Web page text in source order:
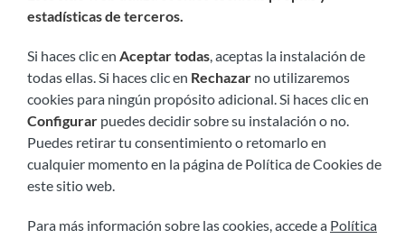
Visítanos próximamente en:
estadísticas de terceros.
Si haces clic en Aceptar todas, aceptas la instalación de
todas ellas. Si haces clic en Rechazar no utilizaremos
cookies para ningún propósito adicional. Si haces clic en
Configurar puedes decidir sobre su instalación o no.
Puedes retirar tu consentimiento o retomarlo en
cualquier momento en la página de Política de Cookies de
este sitio web.
Para más información sobre las cookies, accede a Política